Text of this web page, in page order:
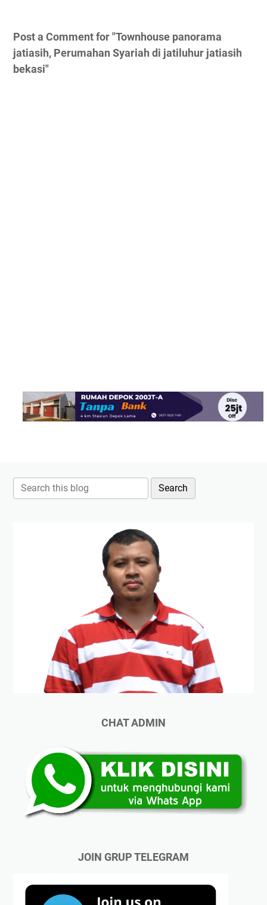
Post a Comment for "Townhouse panorama
jatiasih, Perumahan Syariah di jatiluhur jatiasih
bekasi"
CHAT ADMIN
JOIN GRUP TELEGRAM